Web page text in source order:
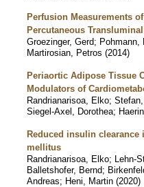
Perfusion Measurements
Percutaneous
Groezinger, Gerd; Pohmann,
Martirosian, Petros (2014)
Periaortic Adipose Tissue
Modulators of
Randrianarisoa, Elko;
Siegel-Axel, Dorothea;
Reduced insulin
mellitus
Randrianarisoa, Elko; Lehn-
Balletshofer, Bernd;
Andreas; Heni, Martin (2020)